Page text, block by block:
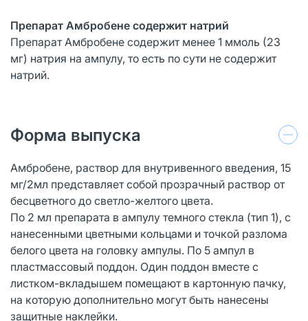
Препарат Амбробене содержит натрий
Препарат Амбробене содержит менее 1 ммоль (23
мг) натрия на ампулу, то есть по сути не содержит
натрий.
Форма выпуска
Амбробене, раствор для внутривенного введения, 15
мг/2мл представляет собой прозрачный раствор от
бесцветного до светло-желтого цвета.
По 2 мл препарата в ампулу темного стекла (тип 1), с
нанесенными цветными кольцами и точкой разлома
белого цвета на головку ампулы. По 5 ампул в
пластмассовый поддон. Один поддон вместе с
листком-вкладышем помещают в картонную пачку,
на которую дополнительно могут быть нанесены
защитные наклейки.